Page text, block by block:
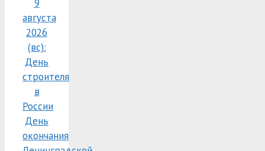
9
августа
2026
(вс):
День
строителя
в
России
День
окончания